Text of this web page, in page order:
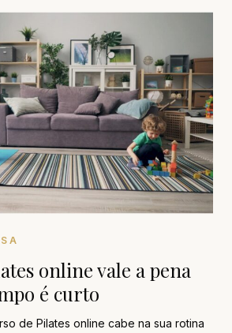
online vale a pena
é curto
de Pilates online cabe na sua rotina